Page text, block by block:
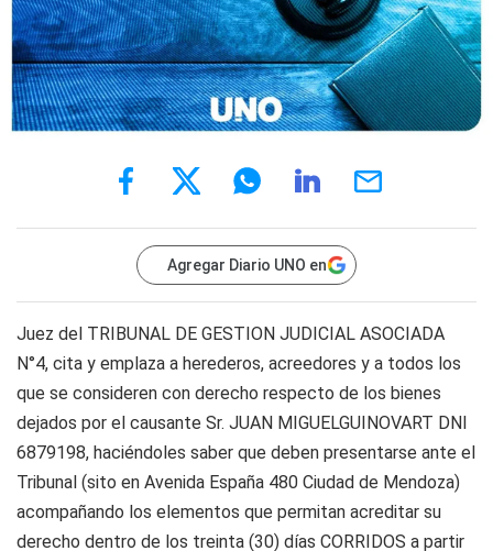
Agregar Diario UNO en
Juez del TRIBUNAL DE GESTION JUDICIAL ASOCIADA
N°4, cita y emplaza a herederos, acreedores y a todos los
que se consideren con derecho respecto de los bienes
dejados por el causante Sr. JUAN MIGUELGUINOVART DNI
6879198, haciéndoles saber que deben presentarse ante el
Tribunal (sito en Avenida España 480 Ciudad de Mendoza)
acompañando los elementos que permitan acreditar su
derecho dentro de los treinta (30) días CORRIDOS a partir